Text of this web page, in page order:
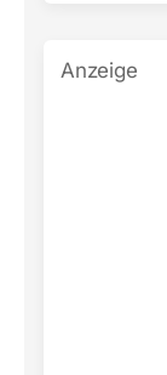
Anzeige